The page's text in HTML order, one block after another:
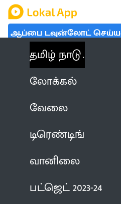
ஆப்பை டவுன்லோட்
தமிழ் நாடு
லோக்கல்
வேலை
டிரெண்டிங்
வானிலை
பட்ஜெட் 2023-24